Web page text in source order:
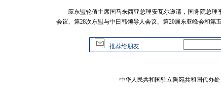
应东盟轮值主席国马来西亚总理安瓦尔邀请，国务院总
会议、第28次东盟与中日韩领导人会议、第20届东亚峰会和第
推荐给朋友
中华人民共和国驻立陶宛共和国代办处